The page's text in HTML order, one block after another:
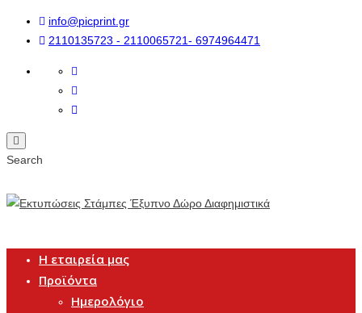
info@picprint.gr
2110135723 - 2110065721- 6974964471
Search
Η εταιρεία μας
Προϊόντα
Ημερολόγιο